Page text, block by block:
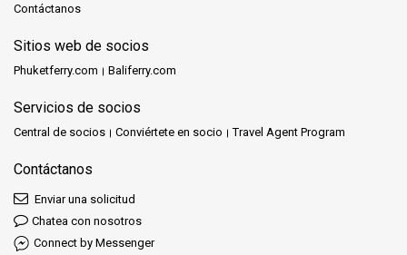
Contáctanos
Sitios web de socios
Phuketferry.com Baliferry.com
Servicios de socios
Central de socios Conviértete en socio Travel Agent Program
Contáctanos
Enviar una solicitud
Chatea con nosotros
Connect by Messenger